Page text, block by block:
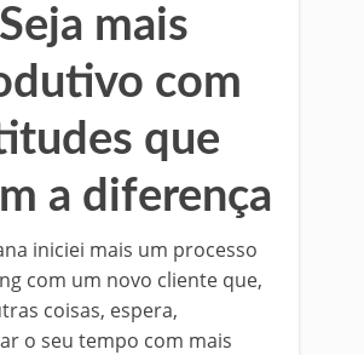
Seja mais
com
que
a diferença
iniciei mais um processo
com um novo cliente que,
coisas, espera,
o seu tempo com mais